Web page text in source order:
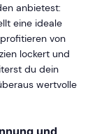
anbietest:
eine ideale
von
lockert und
du dein
wertvolle